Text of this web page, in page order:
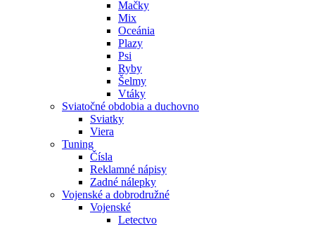
Mačky
Mix
Oceánia
Plazy
Psi
Ryby
Šelmy
Vtáky
Sviatočné obdobia a duchovno
Sviatky
Viera
Tuning
Čísla
Reklamné nápisy
Zadné nálepky
Vojenské a dobrodružné
Vojenské
Letectvo